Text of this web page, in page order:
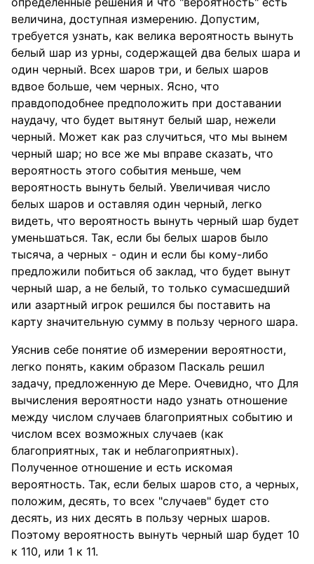
величина, доступная измерению. Допустим,
требуется узнать, как велика вероятность вынуть
белый шар из урны, содержащей два белых шара и
один черный. Всех шаров три, и белых шаров
вдвое больше, чем черных. Ясно, что
правдоподобнее предположить при доставании
наудачу, что будет вытянут белый шар, нежели
черный. Может как раз случиться, что мы вынем
черный шар; но все же мы вправе сказать, что
вероятность этого события меньше, чем
вероятность вынуть белый. Увеличивая число
белых шаров и оставляя один черный, легко
видеть, что вероятность вынуть черный шар будет
уменьшаться. Так, если бы белых шаров было
тысяча, а черных - один и если бы кому-либо
предложили побиться об заклад, что будет вынут
черный шар, а не белый, то только сумасшедший
или азартный игрок решился бы поставить на
карту значительную сумму в пользу черного шара.
Уяснив себе понятие об измерении вероятности,
легко понять, каким образом Паскаль решил
задачу, предложенную де Мере. Очевидно, что Для
вычисления вероятности надо узнать отношение
между числом случаев благоприятных событию и
числом всех возможных случаев (как
благоприятных, так и неблагоприятных).
Полученное отношение и есть искомая
вероятность. Так, если белых шаров сто, а черных,
положим, десять, то всех "случаев" будет сто
десять, из них десять в пользу черных шаров.
Поэтому вероятность вынуть черный шар будет 10
к 110, или 1 к 11.